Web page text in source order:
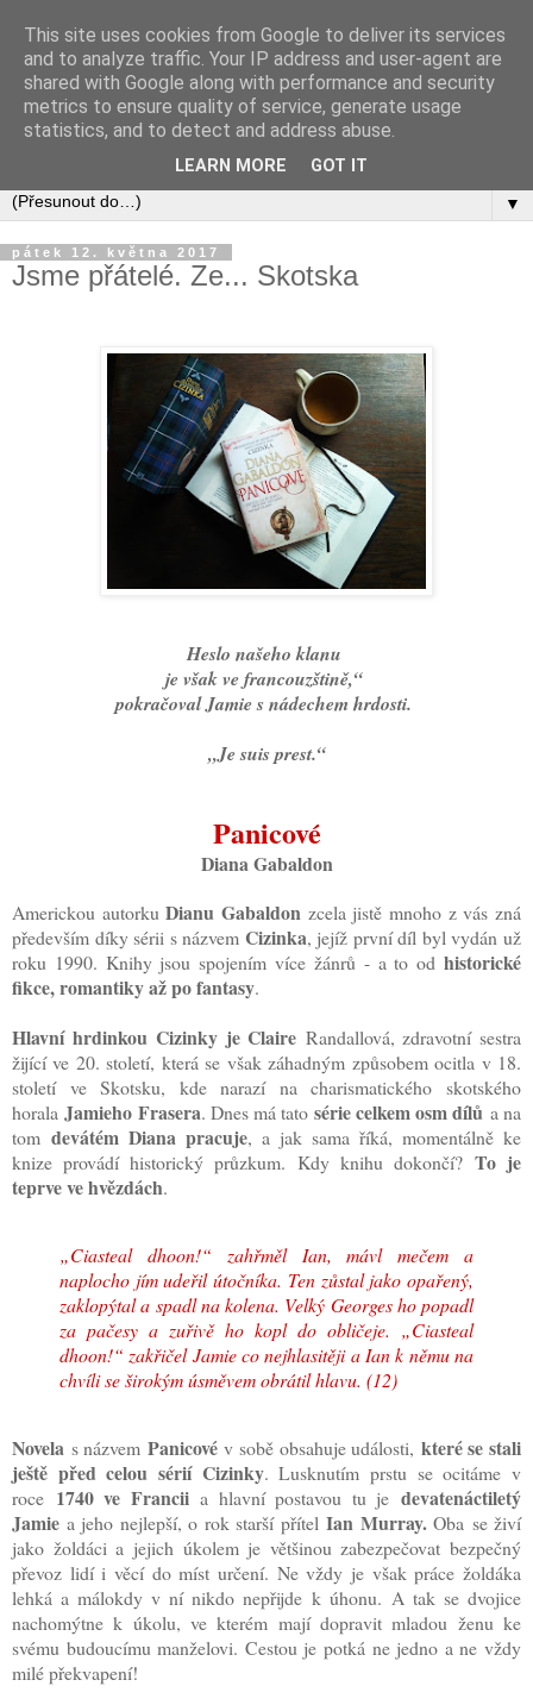
▼
pátek 12. května 2017
Jsme přátelé. Ze... Skotska
Heslo našeho klanu
je však ve francouzštině,“
pokračoval Jamie s nádechem hrdosti.
„Je suis prest.“
Panicové
Diana Gabaldon
Americkou autorkuDianu Gabaldon zcela jistě mnoho z vás zná
především díky sérii s názvem Cizinka, jejíž první díl byl vydán už
roku 1990. Knihy jsou spojením více žánrů - a to od historické
fikce, romantiky až po fantasy.
Hlavní hrdinkou Cizinky je Claire Randallová, zdravotní sestra
žijící ve 20. století, která se však záhadným způsobem ocitla v 18.
století ve Skotsku, kde narazí na charismatického skotského
horala Jamieho Frasera. Dnes má tato série celkem osm dílů a na
tom devátém Diana pracuje, a jak sama říká, momentálně ke
knize provádí historický průzkum. Kdy knihu dokončí? To je
teprve ve hvězdách.
„Ciasteal dhoon!“ zahřměl Ian, mávl mečem a
naplocho jím udeřil útočníka. Ten zůstal jako opařený,
zaklopýtal a spadl na kolena. Velký Georges ho popadl
za pačesy a zuřivě ho kopl do obličeje. „Ciasteal
dhoon!“ zakřičel Jamie co nejhlasitěji a Ian k němu na
chvíli se širokým úsměvem obrátil hlavu. (12)
Novela s názvem Panicovév sobě obsahuje události, které se stali
ještě před celou sérií Cizinky. Lusknutím prstu se ocitáme v
roce 1740 ve Franciia hlavní postavou tu jedevatenáctiletý
Jamie a jeho nejlepší, o rok starší přítel Ian Murray. Oba se živí
jako žoldáci a jejich úkolem je většinou zabezpečovat bezpečný
převoz lidí i věcí do míst určení. Ne vždy je však práce žoldáka
lehká a málokdy v ní nikdo nepřijde k úhonu. A tak se dvojice
nachomýtne k úkolu, ve kterém mají dopravit mladou ženu ke
svému budoucímu manželovi. Cestou je potká ne jedno a ne vždy
milé překvapení!
This site uses cookies from Google to deliver its services
and to analyze traffic. Your IP address and user-agent are
shared with Google along with performance and security
metrics to ensure quality of service, generate usage
statistics, and to detect and address abuse.
LEARN MORE GOT IT